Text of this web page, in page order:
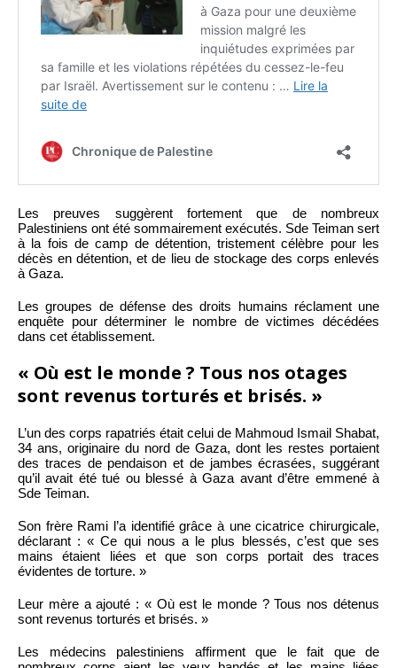
Les preuves suggèrent fortement que de nombreux
Palestiniens ont été sommairement exécutés. Sde Teiman sert
à la fois de camp de détention, tristement célèbre pour les
décès en détention, et de lieu de stockage des corps enlevés
à Gaza.
Les groupes de défense des droits humains réclament une
enquête pour déterminer le nombre de victimes décédées
dans cet établissement.
« Où est le monde ? Tous nos otages
sont revenus torturés et brisés. »
L’un des corps rapatriés était celui de Mahmoud Ismail Shabat,
34 ans, originaire du nord de Gaza, dont les restes portaient
des traces de pendaison et de jambes écrasées, suggérant
qu’il avait été tué ou blessé à Gaza avant d’être emmené à
Sde Teiman.
Son frère Rami l’a identifié grâce à une cicatrice chirurgicale,
déclarant : « Ce qui nous a le plus blessés, c’est que ses
mains étaient liées et que son corps portait des traces
évidentes de torture. »
Leur mère a ajouté : « Où est le monde ? Tous nos détenus
sont revenus torturés et brisés. »
Les médecins palestiniens affirment que le fait que de